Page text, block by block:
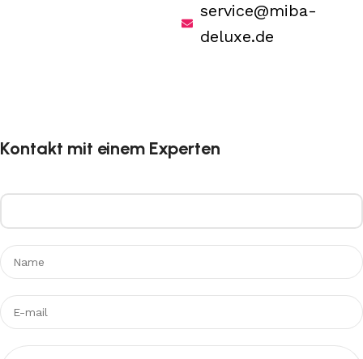
service@miba-
deluxe.de
Kontakt mit einem Experten